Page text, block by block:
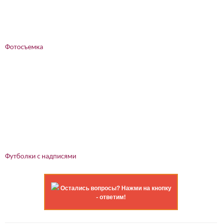
Фотосъемка
Футболки с надписями
Остались вопросы? Нажми на кнопку
- ответим!